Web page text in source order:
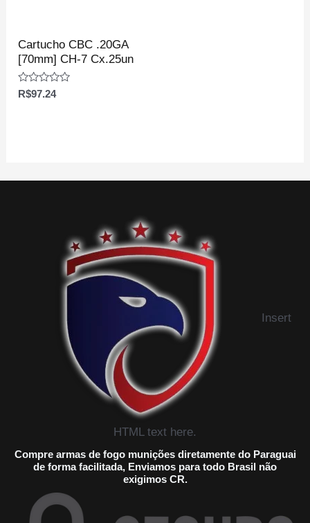
Cartucho CBC .20GA
[70mm] CH-7 Cx.25un
Avaliação
R$97.24
Insert
HTML text here.
Compre armas de fogo munições diretamente do Paraguai
de forma facilitada, Enviamos para todo Brasil não
exigimos CR.